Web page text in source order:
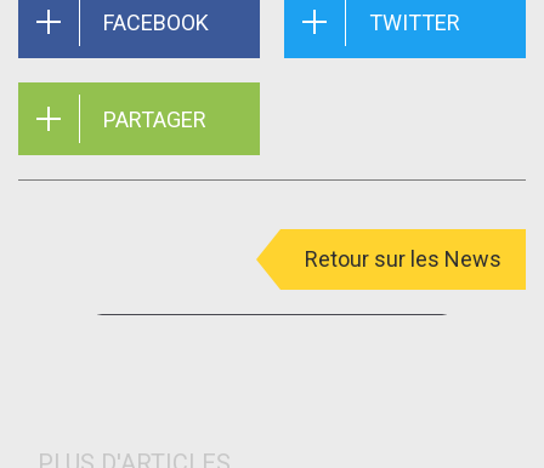
FACEBOOK TWITTER
PARTAGER
Retour sur les News